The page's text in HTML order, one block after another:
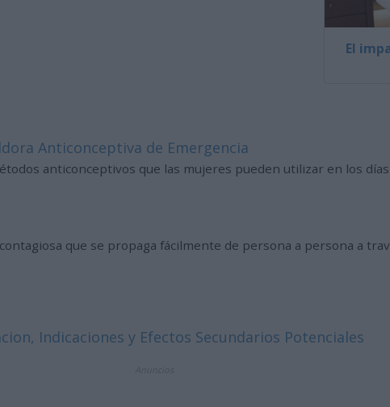
El
Anticonceptiva de Emergencia
anticonceptivos que las mujeres pueden utilizar en los
que se propaga fácilmente de persona a persona a
Indicaciones y Efectos Secundarios Potenciales